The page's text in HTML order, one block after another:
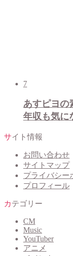
7
あすピヨの
年収も気に
サイト情報
お問い合わせ
サイトマップ
プライバシー
プロフィール
カテゴリー
CM
Music
YouTuber
アニメ